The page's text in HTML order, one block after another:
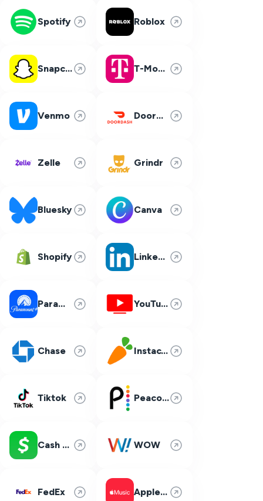
Spotify Roblox
Snapchat T-Mobile
Venmo DoorDash
Zelle Grindr
Bluesky Canva
Shopify LinkedIn
Paramount Plus YouTube TV
Chase Instacart
Tiktok Peacock
Cash App WOW
FedEx Apple Music